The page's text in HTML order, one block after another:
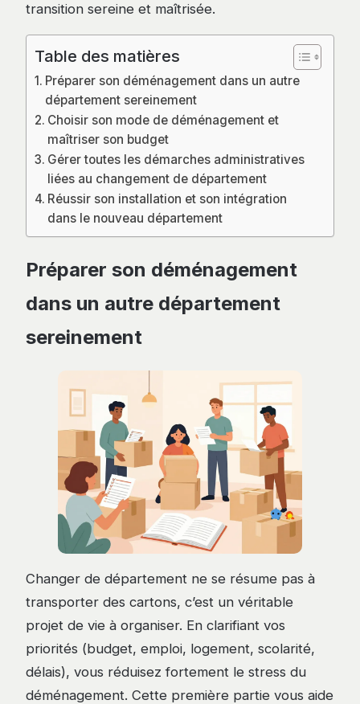
transition sereine et maîtrisée.
Table des matières
Préparer son déménagement dans un autre
département sereinement
Choisir son mode de déménagement et
maîtriser son budget
Gérer toutes les démarches administratives
liées au changement de département
Réussir son installation et son intégration
dans le nouveau département
Préparer son déménagement
dans un autre département
sereinement
Changer de département ne se résume pas à
transporter des cartons, c’est un véritable
projet de vie à organiser. En clarifiant vos
priorités (budget, emploi, logement, scolarité,
délais), vous réduisez fortement le stress du
déménagement. Cette première partie vous aide